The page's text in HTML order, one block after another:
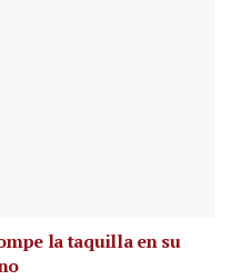
la taquilla en su